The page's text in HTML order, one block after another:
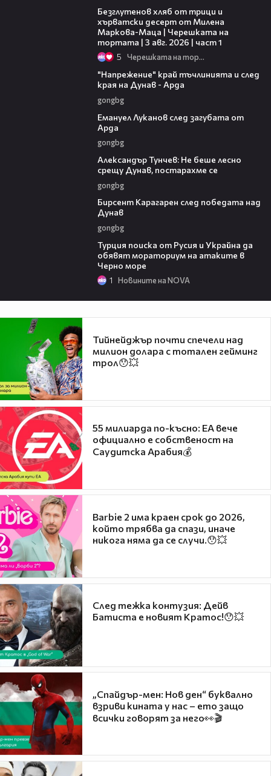
Безглутенов хляб от трици и
хърватски десерт от Милена
Маркова-Маца | Черешката на
тортата | 3 авг. 2026 | част 1
5 Черешката на тортата
"Напрежение" край тъчлинията и след
края на Дунав - Арда
gongbg
Емануел Луканов след загубата от
Арда
gongbg
Александър Тунчев: Не беше лесно
срещу Дунав, постарахме се
gongbg
Бирсент Карагарен след победата над
Дунав
gongbg
Турция поиска от Русия и Украйна да
обявят мораториум на атаките в
Черно море
1 Новините на NOVA
Тийнейджър почти спечели над
милион долара с тотален гейминг
трол😯💥
55 милиарда по-късно: EA вече
официално е собственост на
Саудитска Арабия💰
Barbie 2 има краен срок до 2026,
който трябва да спази, иначе
никога няма да се случи.😯💥
След тежка контузия: Дейв
Батиста е новият Кратос!😯💥
„Спайдър-мен: Нов ден“ буквално
взриви кината у нас – ето защо
всички говорят за него👀🎬